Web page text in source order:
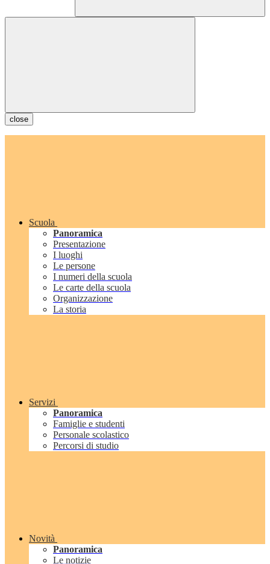
close
Scuola
Panoramica
Presentazione
I luoghi
Le persone
I numeri della scuola
Le carte della scuola
Organizzazione
La storia
Servizi
Panoramica
Famiglie e studenti
Personale scolastico
Percorsi di studio
Novità
Panoramica
Le notizie